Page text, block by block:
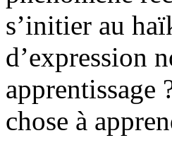
s’initier au
d’expression
apprentissage
chose à